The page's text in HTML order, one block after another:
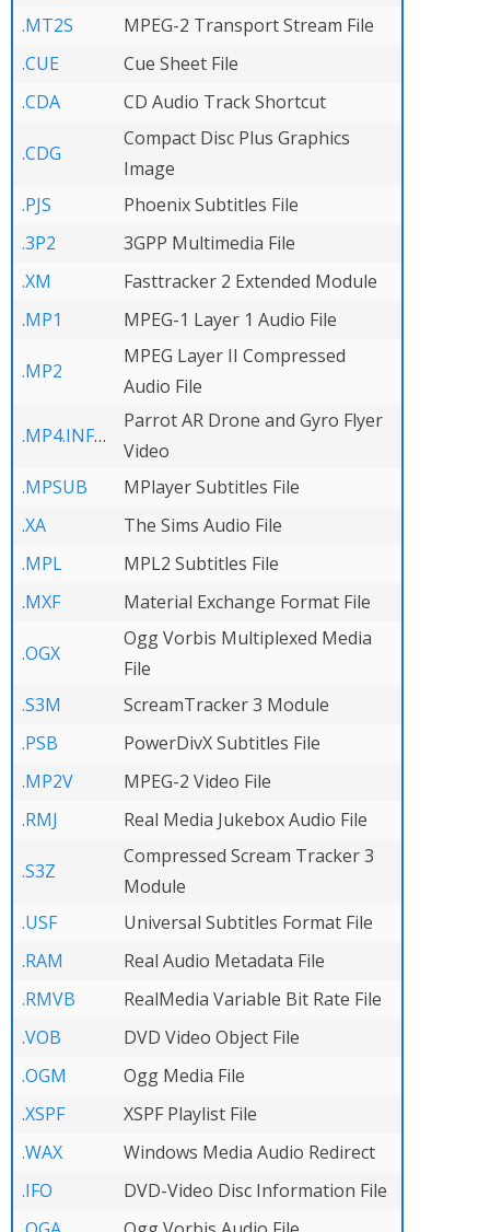
.MT2S
MPEG-2 Transport Stream File
.CUE
Cue Sheet File
.CDA
CD Audio Track Shortcut
.CDG
Compact Disc Plus Graphics
Image
.PJS
Phoenix Subtitles File
.3P2
3GPP Multimedia File
.XM
Fasttracker 2 Extended Module
.MP1
MPEG-1 Layer 1 Audio File
.MP2
MPEG Layer II Compressed
Audio File
.MP4.INFOVID
Parrot AR Drone and Gyro Flyer
Video
.MPSUB
MPlayer Subtitles File
.XA
The Sims Audio File
.MPL
MPL2 Subtitles File
.MXF
Material Exchange Format File
.OGX
Ogg Vorbis Multiplexed Media
File
.S3M
ScreamTracker 3 Module
.PSB
PowerDivX Subtitles File
.MP2V
MPEG-2 Video File
.RMJ
Real Media Jukebox Audio File
.S3Z
Compressed Scream Tracker 3
Module
.USF
Universal Subtitles Format File
.RAM
Real Audio Metadata File
.RMVB
RealMedia Variable Bit Rate File
.VOB
DVD Video Object File
.OGM
Ogg Media File
.XSPF
XSPF Playlist File
.WAX
Windows Media Audio Redirect
.IFO
DVD-Video Disc Information File